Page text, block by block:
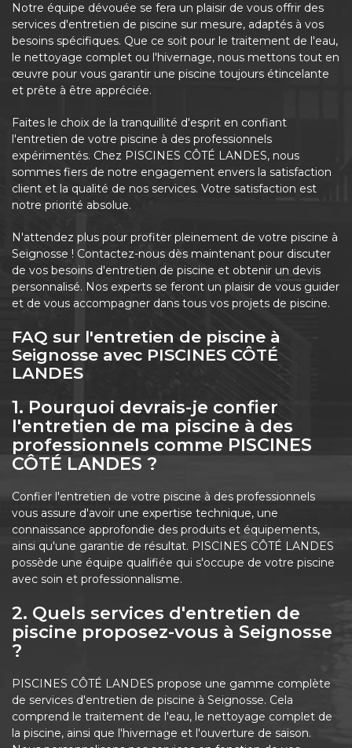
Notre équipe dévouée se fera un plaisir de vous offrir des
services d'entretien de piscine sur mesure, adaptés à vos
besoins spécifiques. Que ce soit pour le traitement de l'eau,
le nettoyage complet ou l'hivernage, nous mettons tout en
œuvre pour vous garantir une piscine toujours étincelante
et prête à être appréciée.
Faites le choix de la tranquillité d'esprit en confiant
l'entretien de votre piscine à des professionnels
expérimentés. Chez PISCINES CÔTÉ LANDES, nous
sommes fiers de notre engagement envers la satisfaction
client et la qualité de nos services. Votre satisfaction est
notre priorité absolue.
N'attendez plus pour profiter pleinement de votre piscine à
Seignosse ! Contactez-nous dès maintenant pour discuter
de vos besoins d'entretien de piscine et obtenir un devis
personnalisé. Nos experts se feront un plaisir de vous guider
et de vous accompagner dans tous vos projets de piscine.
FAQ sur l'entretien de piscine à
Seignosse avec PISCINES CÔTÉ
LANDES
1. Pourquoi devrais-je confier
l'entretien de ma piscine à des
professionnels comme PISCINES
CÔTÉ LANDES ?
Confier l'entretien de votre piscine à des professionnels
vous assure d'avoir une expertise technique, une
connaissance approfondie des produits et équipements,
ainsi qu'une garantie de résultat. PISCINES CÔTÉ LANDES
possède une équipe qualifiée qui s'occupe de votre piscine
avec soin et professionnalisme.
2. Quels services d'entretien de
piscine proposez-vous à Seignosse
?
PISCINES CÔTÉ LANDES propose une gamme complète
de services d'entretien de piscine à Seignosse. Cela
comprend le traitement de l'eau, le nettoyage complet de
la piscine, ainsi que l'hivernage et l'ouverture de saison.